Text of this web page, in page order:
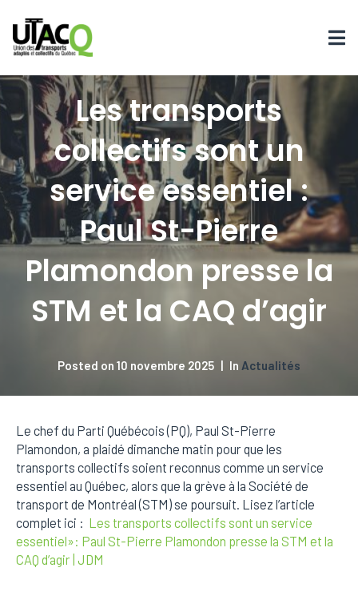
Les transports
collectifs sont un
service essentiel :
Paul St-Pierre
Plamondon presse la
STM et la CAQ d’agir
Posted on 10 novembre 2025 In Actualités
Le chef du Parti Québécois (PQ), Paul St-Pierre
Plamondon, a plaidé dimanche matin pour que les
transports collectifs soient reconnus comme un service
essentiel au Québec, alors que la grève à la Société de
transport de Montréal (STM) se poursuit. Lisez l’article
complet ici : Les transports collectifs sont un service
essentiel»: Paul St-Pierre Plamondon presse la STM et la
CAQ d’agir | JDM